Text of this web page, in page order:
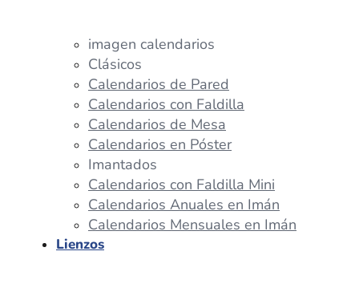
imagen calendarios
Clásicos
Calendarios de Pared
Calendarios con Faldilla
Calendarios de Mesa
Calendarios en Póster
Imantados
Calendarios con Faldilla Mini
Calendarios Anuales en Imán
Calendarios Mensuales en Imán
Lienzos